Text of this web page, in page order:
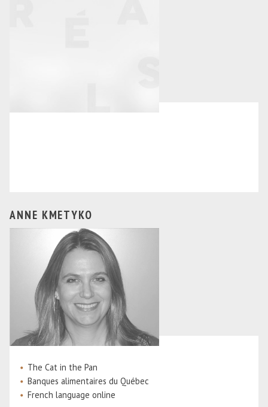
ANNE KMETYKO
The Cat in the Pan
Banques alimentaires du Québec
French language online